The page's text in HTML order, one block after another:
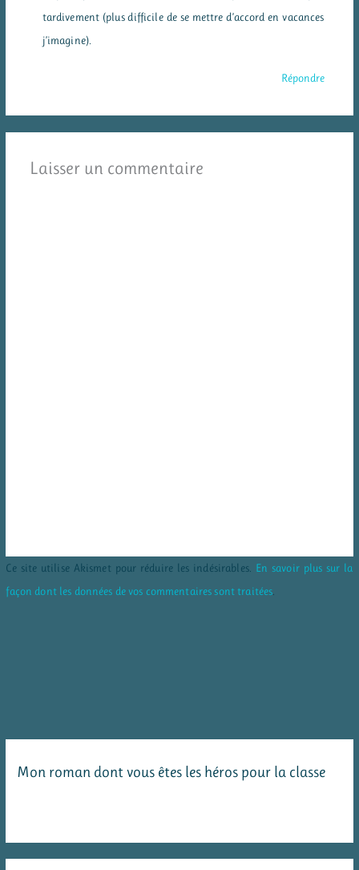
tardivement (plus difficile de se mettre d’accord en vacances
j’imagine).
Répondre
Laisser un commentaire
Ce site utilise Akismet pour réduire les indésirables. En savoir plus sur la
façon dont les données de vos commentaires sont traitées
Mon roman dont vous êtes les héros pour la classe